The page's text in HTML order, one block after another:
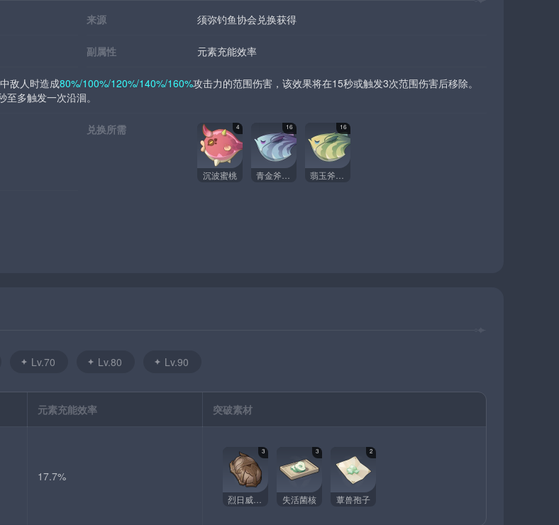
来源 须弥钓鱼协会兑换获得
副属性 元素充能效率
敌人时造成80%/100%/120%/140%/160%攻击力的范围伤害，该效果将在15秒或触发3次范围伤害后移除。
多触发一次沿洄。
兑换所需 4
沉波蜜桃
16 16
Lv.70 Lv.80 Lv.90
元素充能效率 突破素材
17.7%
3 3
失活菌核
2
蕈兽孢子